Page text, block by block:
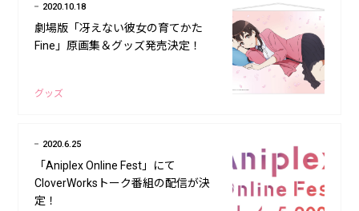
2020.10.18
劇場版「冴えない彼女の育てかた
Fine」原画集＆グッズ発売決定！
グッズ
2020.6.25
「Aniplex Online Fest」にて
CloverWorksトーク番組の配信が決
定！